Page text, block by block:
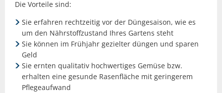
Die Vorteile sind:
Sie erfahren rechtzeitig vor der Düngesaison, wie es
um den Nährstoffzustand Ihres Gartens steht
Sie können im Frühjahr gezielter düngen und sparen
Geld
Sie ernten qualitativ hochwertiges Gemüse bzw.
erhalten eine gesunde Rasenfläche mit geringerem
Pflegeaufwand